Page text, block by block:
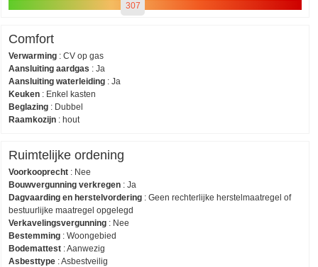
307
Comfort
Verwarming : CV op gas
Aansluiting aardgas : Ja
Aansluiting waterleiding : Ja
Keuken : Enkel kasten
Beglazing : Dubbel
Raamkozijn : hout
Ruimtelijke ordening
Voorkooprecht : Nee
Bouwvergunning verkregen : Ja
Dagvaarding en herstelvordering : Geen rechterlijke herstelmaatregel of
bestuurlijke maatregel opgelegd
Verkavelingsvergunning : Nee
Bestemming : Woongebied
Bodemattest :Aanwezig
Asbesttype :Asbestveilig